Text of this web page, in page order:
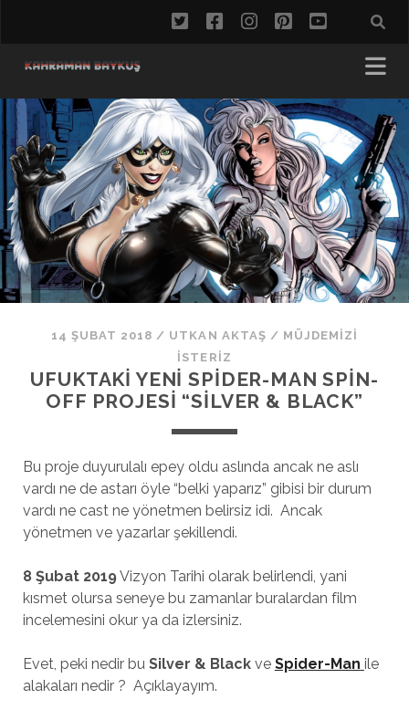
twitterfacebookinstagram
pinterest
youtube
14 ŞUBAT 2018 / UTKAN AKTAŞ / MÜJDEMIZI
İSTERIZ
UFUKTAKI YENI SPIDER-MAN SPIN-
OFF PROJESI “SILVER & BLACK”
Bu proje duyurulalı epey oldu aslında ancak ne aslı
vardı ne de astarı öyle “belki yaparız” gibisi bir durum
vardı ne cast ne yönetmen belirsiz idi. Ancak
yönetmen ve yazarlar şekillendi.
8 Şubat 2019Vizyon Tarihi olarak belirlendi, yani
kısmet olursa seneye bu zamanlar buralardan film
incelemesini okur ya da izlersiniz.
Evet, peki nedir bu Silver & Blackve Spider-Man ile
alakaları nedir ? Açıklayayım.